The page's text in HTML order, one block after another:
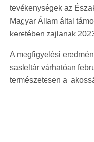
tevékenységek az
Magyar Állam által
keretében zajlanak
A megfigyelési
sasleltár várhatóan
természetesen a